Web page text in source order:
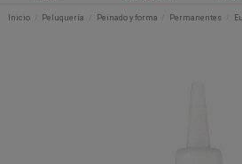
Inicio Peluquería Peinado y forma Permanentes